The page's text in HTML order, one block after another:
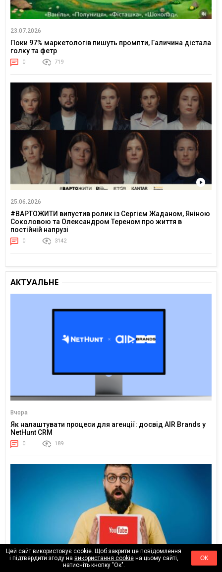
23.07.2026
Поки 97% маркетологів пишуть промпти, Галичина дістала
голку та фетр
0 719
25.06.2026
#ВАРТОЖИТИ випустив ролик із Сергієм Жаданом, Яніною
Соколовою та Олександром Тереном про життя в
постійній напрузі
0 3142
АКТУАЛЬНЕ
Вчора
Як налаштувати процеси для агенції: досвід AIR Brands у
NetHunt CRM
0 189
Цей сайт використовує cookie. Щоб закрити це повідомлення
і підтвердити згоду на використання cookieна цьому сайті,
натисніть кнопку "Ок".
ОК